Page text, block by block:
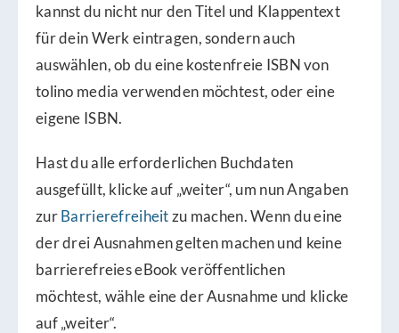
kannst du nicht nur den Titel und Klappentext
für dein Werk eintragen, sondern auch
auswählen, ob du eine kostenfreie ISBN von
tolino media verwenden möchtest, oder eine
eigene ISBN.
Hast du alle erforderlichen Buchdaten
ausgefüllt, klicke auf „weiter“, um nun Angaben
zurBarrierefreiheitzu machen. Wenn du eine
der drei Ausnahmen gelten machen und keine
barrierefreies eBook veröffentlichen
möchtest, wähle eine der Ausnahme und klicke
auf „weiter“.